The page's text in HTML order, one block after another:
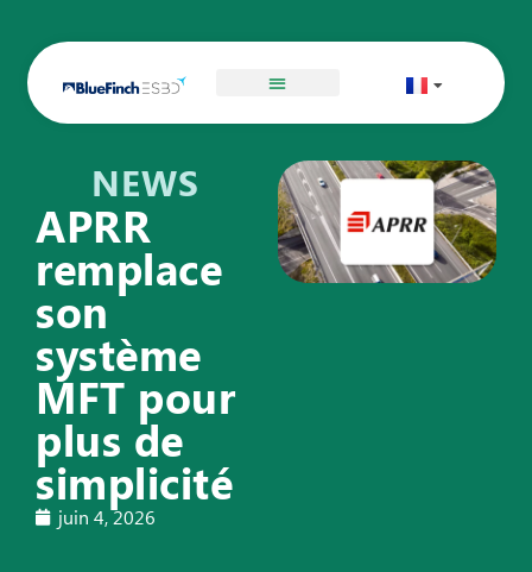
NEWS
APRR
remplace
son
système
MFT pour
plus de
simplicité
juin 4, 2026